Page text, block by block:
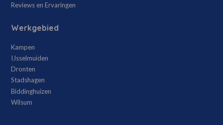
Reviews en Ervaringen
Werkgebied
Kampen
IJsselmuiden
Dronten
Stadshagen
Biddinghuizen
Wilsum